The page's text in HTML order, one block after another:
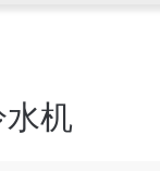
水机